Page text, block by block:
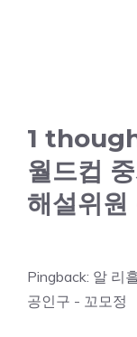
1
월드컵
해설위원
Pingback: 알 리
공인구 - 꼬모정